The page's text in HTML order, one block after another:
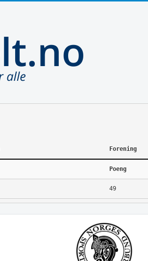
Forening
Poeng
49